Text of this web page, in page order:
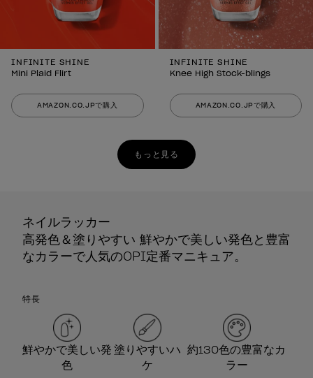
INFINITE SHINE
Mini Plaid Flirt
AMAZON.CO.JPで購入
INFINITE SHINE
Knee High Stock-blings
AMAZON.CO.JPで購入
もっと見る
ネイルラッカー
高発色＆塗りやすい 鮮やかで美しい発色と豊富
なカラーで人気のOPI定番マニキュア。
特長
鮮やかで美しい発
色
塗りやすいハ
ケ
約130色の豊富なカ
ラー